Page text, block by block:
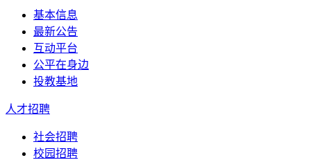
基本信息
最新公告
互动平台
公平在身边
投教基地
人才招聘
社会招聘
校园招聘